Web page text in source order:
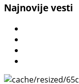
Najnovije vesti